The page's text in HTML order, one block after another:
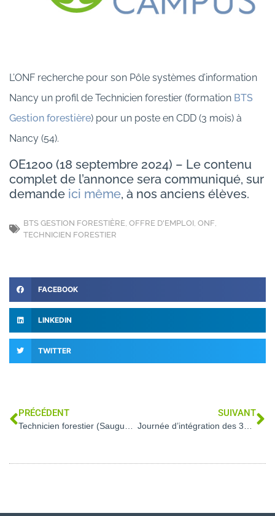
L’ONF recherche pour son Pôle systèmes d’information
Nancy un profil de Technicien forestier (formation BTS
Gestion forestière) pour un poste en CDD (3 mois) à
Nancy (54).
OE1200 (18 septembre 2024) – Le contenu
complet de l’annonce sera communiqué, sur
demande ici même, à nos anciens élèves.
BTS GESTION FORESTIÈRE, OFFRE D'EMPLOI, ONF,
TECHNICIEN FORESTIER
FACEBOOK
LINKEDIN
TWITTER
PRÉCÉDENT
Technicien forestier (Saugues – 43)
SUIVANT
Journée d’intégration des 3EA 2024